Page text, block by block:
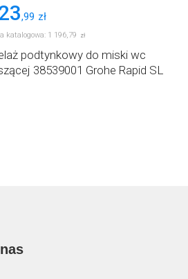
,99 zł
katalogowa: 1 196,79 zł
podtynkowy do miski wc
38539001 Grohe Rapid SL